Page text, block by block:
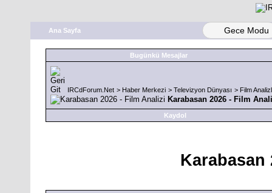
Ana Sayfa Gece Modu
Bugünkü Mesajlar
IRCdForum.Net > Haber Merkezi > Televizyon Dünyası > Film
Karabasan 2026 - Film
Kaydol
Karabasan